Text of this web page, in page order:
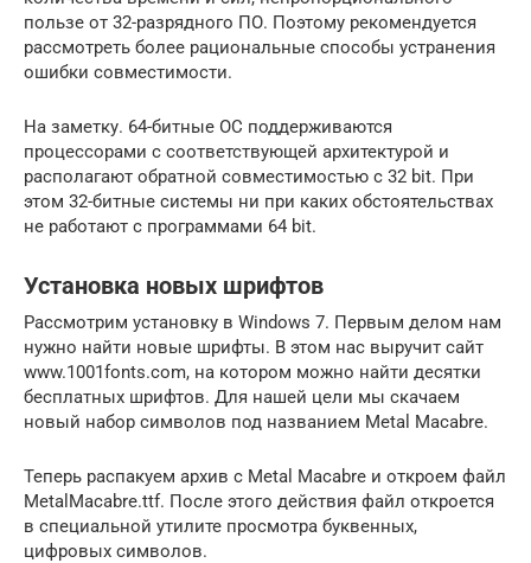
пользе от 32-разрядного ПО. Поэтому рекомендуется
рассмотреть более рациональные способы устранения
ошибки совместимости.
На заметку. 64-битные ОС поддерживаются
процессорами с соответствующей архитектурой и
располагают обратной совместимостью с 32 bit. При
этом 32-битные системы ни при каких обстоятельствах
не работают с программами 64 bit.
Установка новых шрифтов
Рассмотрим установку в Windows 7. Первым делом нам
нужно найти новые шрифты. В этом нас выручит сайт
www.1001fonts.com, на котором можно найти десятки
бесплатных шрифтов. Для нашей цели мы скачаем
новый набор символов под названием Metal Macabre.
Теперь распакуем архив с Metal Macabre и откроем файл
MetalMacabre.ttf. После этого действия файл откроется
в специальной утилите просмотра буквенных,
цифровых символов.